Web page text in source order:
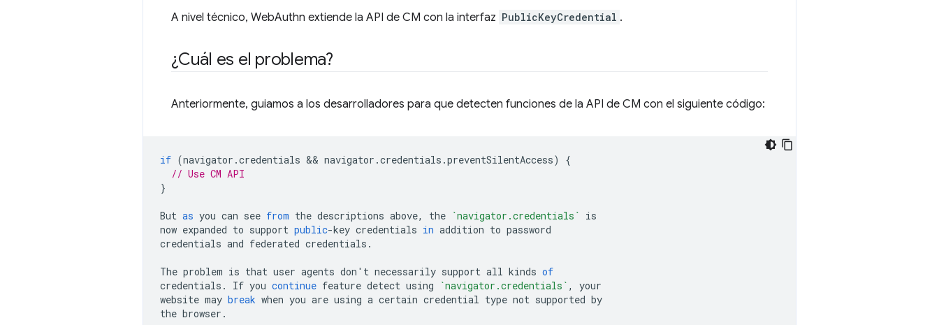
A nivel técnico, WebAuthn extiende la API de CM con la interfaz PublicKeyCredential .
¿Cuál es el problema?
Anteriormente, guiamos a los desarrolladores para que detecten funciones de la API de CM con el siguiente código:
if (navigator .credentials && navigator .credentials .preventSilentAccess)
{
// Use CM API
}
But as you can see from the descriptions above, the `navigator.credentials` is
now expanded to support public-key credentials in addition to password
credentials and federated credentials .
The problem is that user agents don ' t necessarily support all kinds of
credentials . If you continue feature detect using `navigator.credentials` ,
your
website may break when you are using a certain credential type not supported by
the browser .